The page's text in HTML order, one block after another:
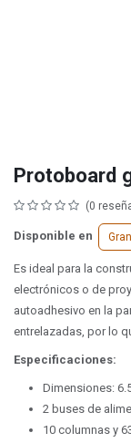
Protoboard
(0
Disponible en
Es ideal para la
electrónicos o de
autoadhesivo en la
entrelazadas, por lo
Especificaciones:
Dimensiones:
2 buses de
10 columnas y